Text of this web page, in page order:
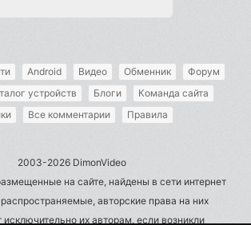
Android Видео Обменник
Форум
устройств Блоги
Команда сайта
Все комментарии Правила
2003-2026 DimonVideo
на сайте, найдены в сети интернет
авторские права на них
исключительно их авторам, если возникли